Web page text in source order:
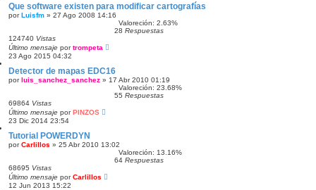
Que software existen para modificar cartografías
porLuisfm » 27 Ago 2008 14:16
Valoreción: 2.63%
28 Respuestas
124740 Vistas
Último mensaje portrompeta
23 Ago 2015 04:32
Detector de mapas EDC16
porluis_sanchez_sanchez » 17 Abr 2010 01:19
Valoreción: 23.68%
55 Respuestas
69864 Vistas
Último mensaje porPINZOS
23 Dic 2014 23:54
Tutorial POWERDYN
porCarlillos » 25 Abr 2010 13:02
Valoreción: 13.16%
64 Respuestas
68695 Vistas
Último mensaje porCarlillos
12 Jun 2013 15:22